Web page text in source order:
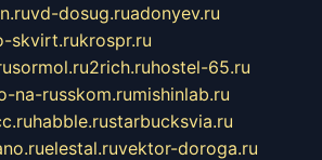
vd-dosug.ruadonyev.ru
skvirt.rukrospr.ru
sormol.ru2rich.ruhostel-65.ru
na-russkom.rumishinlab.ru
habble.rustarbucksvia.ru
elestal.ruvektor-doroga.ru